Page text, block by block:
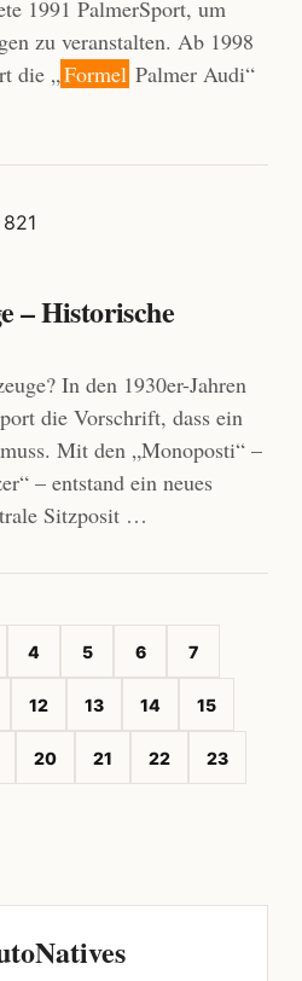
1991 PalmerSport, um
zu veranstalten. Ab 1998
die „Formel Palmer Audi“
– Historische
In den 1930er-Jahren
die Vorschrift, dass ein
Mit den „Monoposti“ –
– entstand ein neues
Sitzposit …
4 5 6 7
12 13 14 15
20 21 22 23